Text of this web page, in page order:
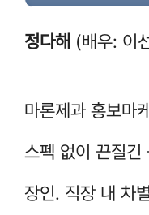
정다해 (배우: 이
마론제과 홍보마
스펙 없이 끈질긴
장인. 직장 내 차